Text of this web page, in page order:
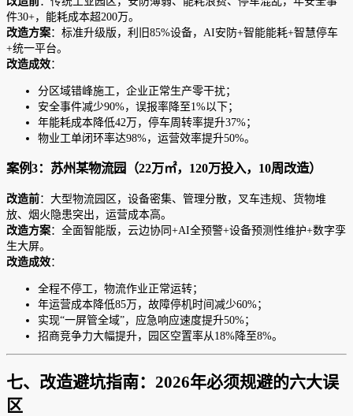
件30+，能耗成本超200万。
改造方案：标准升级版，利旧85%设备，AI安防+智能能耗+智慧停车
+统一平台。
改造成效：
分区域错峰施工，企业正常生产零干扰；
安全事件减少90%，误报率降至1%以下；
年能耗成本降低42万，停车周转率提升37%；
物业工单闭环率达98%，运营效率提升50%。
案例3：苏州某物流园（22万㎡，120万投入，10周改造）
改造前：大型物流园区，设备密集、管理分散，叉车违规、货物堆
放、烟火隐患突出，运营成本高。
改造方案：全面智能版，云边协同+AI全预警+设备预测性维护+数字孪
生大屏。
改造成效：
全程不停工，物流作业正常运转；
年运营成本降低85万，故障停机时间减少60%；
实现“一屏管全域”，应急响应速度提升50%；
招商竞争力大幅提升，园区空置率从18%降至8%。
七、改造避坑指南：2026年必须规避的六大误
区